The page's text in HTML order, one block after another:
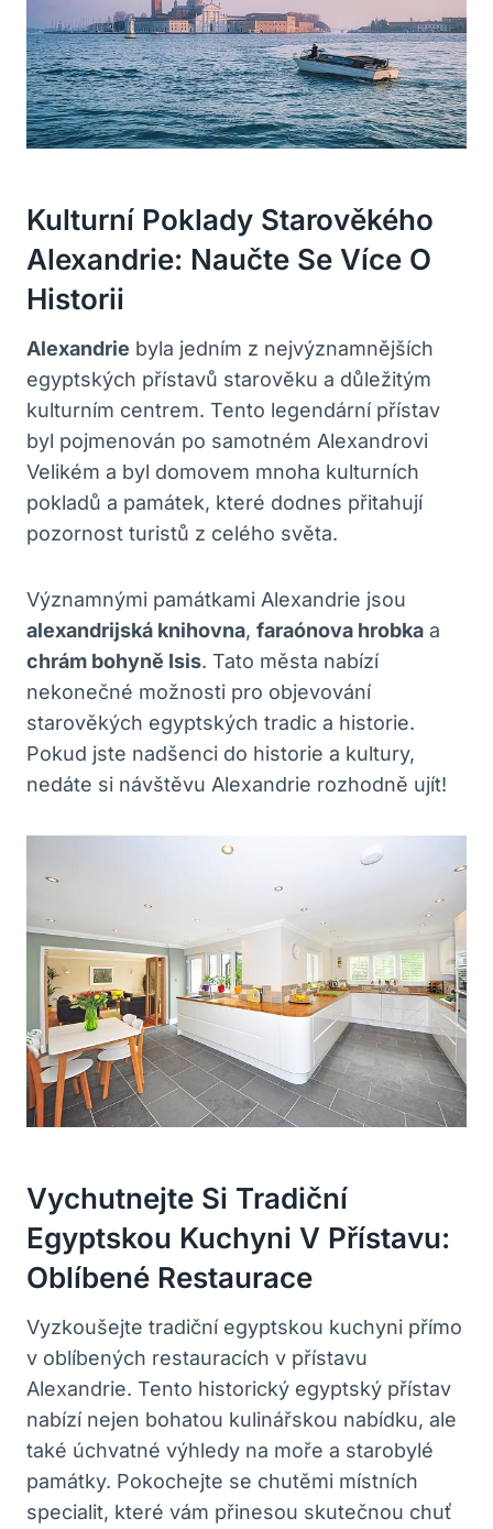
Kulturní Poklady Starověkého
Alexandrie: Naučte Se Více O
Historii
Alexandrie byla jedním z nejvýznamnějších
egyptských přístavů starověku a důležitým
kulturním centrem. Tento legendární přístav
byl pojmenován po samotném Alexandrovi
Velikém a byl domovem mnoha kulturních
pokladů a památek, které dodnes přitahují
pozornost turistů z celého světa.
Významnými památkami Alexandrie jsou
alexandrijská knihovna, faraónova hrobka a
chrám bohyně Isis. Tato města nabízí
nekonečné možnosti pro objevování
starověkých egyptských tradic a historie.
Pokud jste nadšenci do historie a kultury,
nedáte si návštěvu Alexandrie rozhodně ujít!
Vychutnejte Si Tradiční
Egyptskou Kuchyni V Přístavu:
Oblíbené Restaurace
Vyzkoušejte tradiční egyptskou kuchyni přímo
v oblíbených restauracích v přístavu
Alexandrie. Tento historický egyptský přístav
nabízí nejen bohatou kulinářskou nabídku, ale
také úchvatné výhledy na moře a starobylé
památky. Pokochejte se chutěmi místních
specialit, které vám přinesou skutečnou chuť